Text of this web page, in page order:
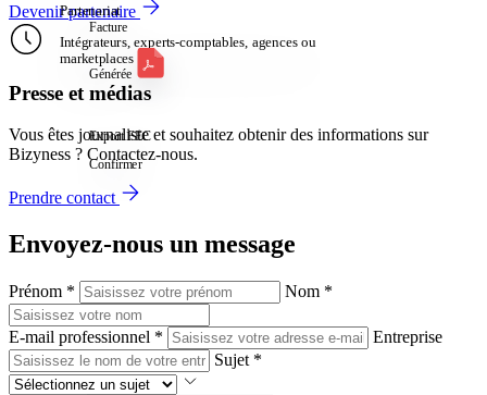
Partenariat
Intégrateurs, experts-comptables, agences ou
marketplaces
Facture
Générée
Export FEC
Confirmer
Devenir partenaire
Presse et médias
Vous êtes journaliste et souhaitez obtenir des informations sur
Bizyness ? Contactez-nous.
Prendre contact
Envoyez-nous un message
Prénom * Nom *
E-mail professionnel *
Entreprise
Sujet *